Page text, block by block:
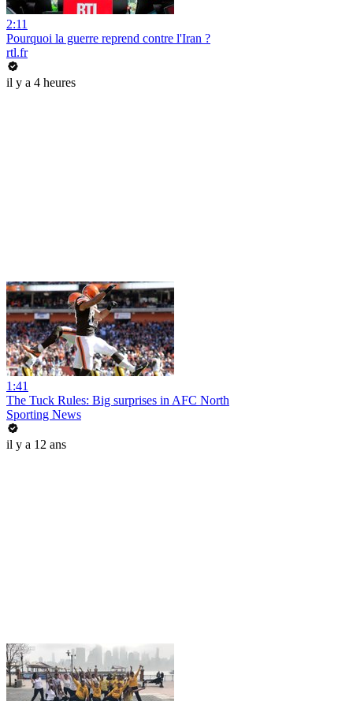
2:11
Pourquoi la guerre reprend contre l'Iran ?
rtl.fr
il y a 4 heures
1:41
The Tuck Rules: Big surprises in AFC North
Sporting News
il y a 12 ans